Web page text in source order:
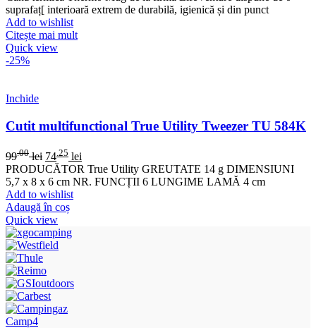
suprafaț[ interioară extrem de durabilă, igienică și din punct
Add to wishlist
Citește mai mult
Quick view
-25%
Inchide
Cutit multifunctional True Utility Tweezer TU 584K
99.00 lei 74 .25 lei
PRODUCĂTOR True Utility GREUTATE 14 g DIMENSIUNI
5,7 x 8 x 6 cm NR. FUNCȚII 6 LUNGIME LAMĂ 4 cm
Add to wishlist
Adaugă în coș
Quick view
Camp4